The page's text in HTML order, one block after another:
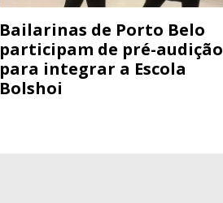
Bailarinas de Porto Belo
participam de pré-audição
para integrar a Escola
Bolshoi